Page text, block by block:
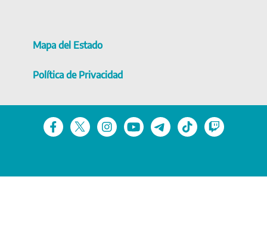
Mapa del Estado
Política de Privacidad